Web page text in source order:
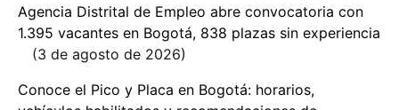
Agencia Distrital de Empleo abre convocatoria con
1.395 vacantes en Bogotá, 838 plazas sin experiencia
3 de agosto de 2026
Conoce el Pico y Placa en Bogotá: horarios,